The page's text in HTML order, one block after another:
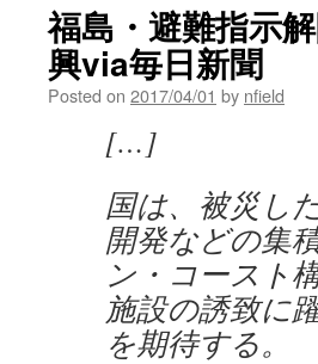
福島・避難指示
興via毎日新聞
Posted on 2017/04/01 by nfield
[…]
国は、被災し
開発などの集
ン・コースト
施設の誘致に
を期待する。